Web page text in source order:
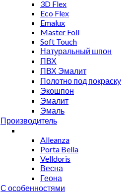
3D Flex
Eco Flex
Emalux
Master Foil
Soft Touch
Натуральный шпон
ПВХ
ПВХ Эмалит
Полотно под покраску
Экошпон
Эмалит
Эмаль
Производитель
Alleanza
Porta Bella
Velldoris
Весна
Геона
С особенностями